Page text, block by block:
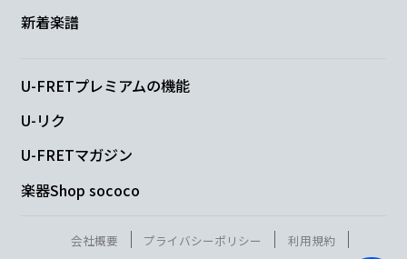
新着楽譜
U-FRETプレミアムの機能
U-リク
U-FRETマガジン
楽器Shop sococo
会社概要 プライバシーポリシー 利用規約